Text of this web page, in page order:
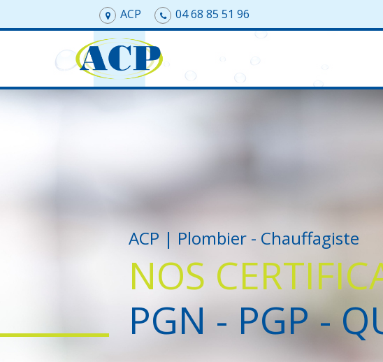
ACP 04 68 85 51 96
ACP | Plombier - Chauffagiste
NOS
PGN - PGP -